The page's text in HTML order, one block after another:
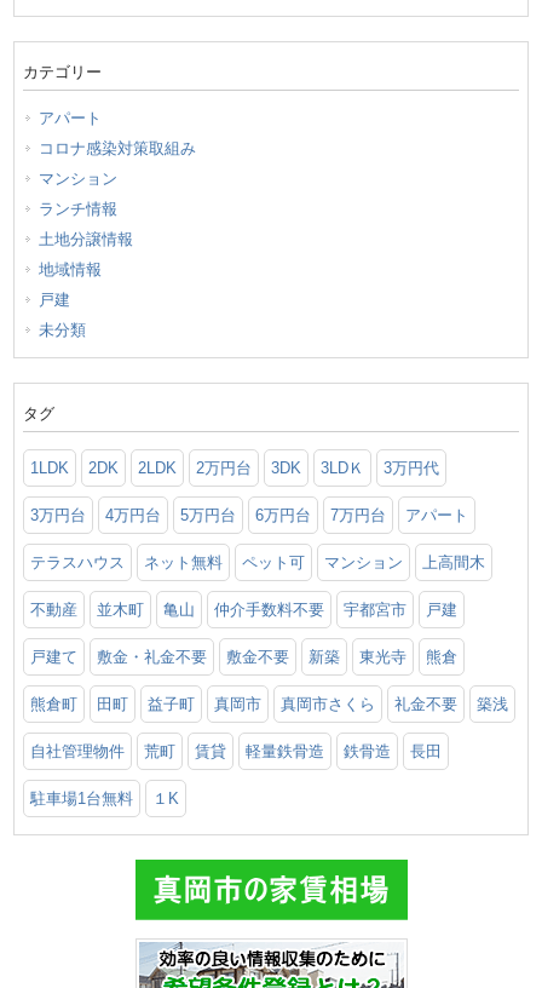
カテゴリー
アパート
コロナ感染対策取組み
マンション
ランチ情報
土地分譲情報
地域情報
戸建
未分類
タグ
1LDK 2DK 2LDK 2万円台 3DK 3LDＫ 3万円代
3万円台 4万円台 5万円台 6万円台 7万円台 アパート
テラスハウス ネット無料 ペット可 マンション 上高間木
不動産 並木町 亀山 仲介手数料不要 宇都宮市 戸建
戸建て 敷金・礼金不要 敷金不要 新築 東光寺 熊倉
熊倉町 田町 益子町 真岡市 真岡市さくら 礼金不要 築浅
自社管理物件 荒町 賃貸 軽量鉄骨造 鉄骨造 長田
駐車場1台無料 １K